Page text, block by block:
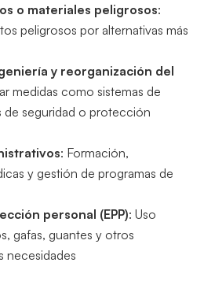
o materiales peligrosos:
peligrosos por alternativas más
y reorganización del
medidas como sistemas de
de seguridad o protección
: Formación,
y gestión de programas de
personal (EPP): Uso
gafas, guantes y otros
necesidades